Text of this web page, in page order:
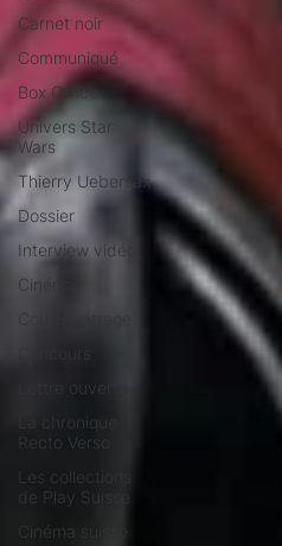
Carnet noir
Communiqué
Box Office
Univers Star
Wars
Thierry Uebersax
Dossier
Interview vidéo
Cinéma
Lettre ouverte
La chronique
Recto Verso
Les collections
de Play Suisse
Cinéma suisse